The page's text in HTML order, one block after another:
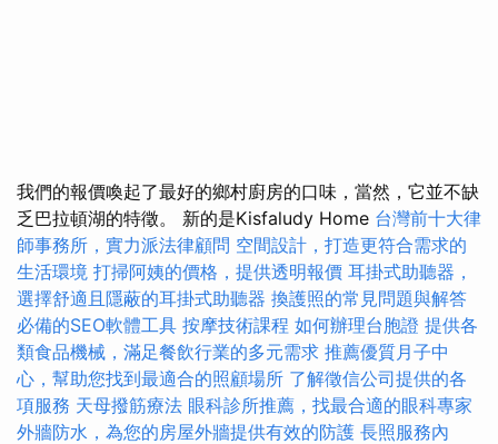
我們的報價喚起了最好的鄉村廚房的口味，當然，它並不缺
乏巴拉頓湖的特徵。 新的是Kisfaludy Home 台灣前十大律
師事務所，實力派法律顧問 空間設計，打造更符合需求的
生活環境 打掃阿姨的價格，提供透明報價 耳掛式助聽器，
選擇舒適且隱蔽的耳掛式助聽器 換護照的常見問題與解答
必備的SEO軟體工具 按摩技術課程 如何辦理台胞證 提供各
類食品機械，滿足餐飲行業的多元需求 推薦優質月子中
心，幫助您找到最適合的照顧場所 了解徵信公司提供的各
項服務 天母撥筋療法 眼科診所推薦，找最合適的眼科專家
外牆防水，為您的房屋外牆提供有效的防護 長照服務內